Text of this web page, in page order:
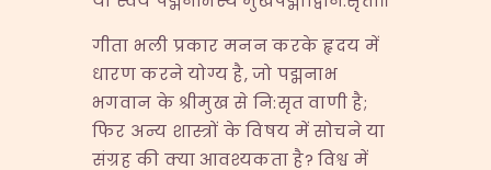
गीता भली प्रकार मनन करके हृदय में
धारण करने योग्य है, जो पद्मनाभ
भगवान के श्रीमुख से नि:सृत वाणी है;
फिर अन्य शास्त्रों के विषय में सोचने या
संग्रह की क्या आवश्यकता है? विश्व में